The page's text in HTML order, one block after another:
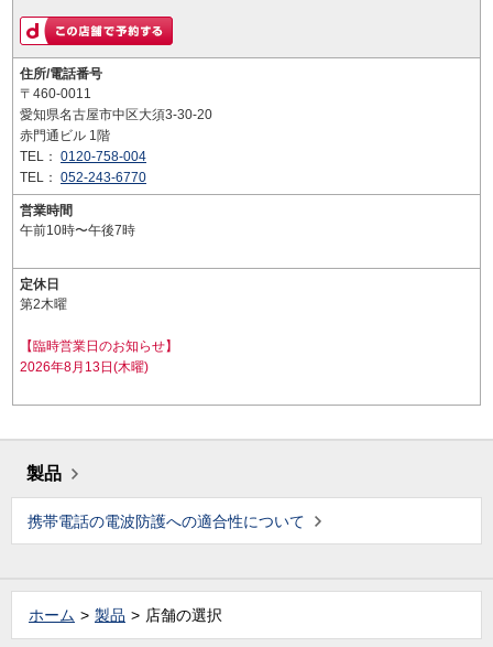
住所/電話番号
〒460-0011
愛知県名古屋市中区大須3-30-20
赤門通ビル 1階
TEL： 0120-758-004
TEL： 052-243-6770
営業時間
午前10時〜午後7時
定休日
第2木曜
【臨時営業日のお知らせ】
2026年8月13日(木曜)
製品
携帯電話の電波防護への適合性について
ホーム 製品 店舗の選択